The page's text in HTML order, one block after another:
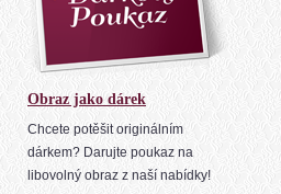
Obraz jako dárek
Chcete potěšit originálním
dárkem? Darujte poukaz na
libovolný obraz z naší nabídky!